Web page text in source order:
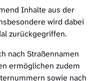
Inhalte aus der
wird dabei
zurückgegriffen.
nach Straßennamen
ermöglichen zudem
sowie nach